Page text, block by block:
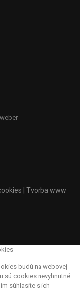
| Tvorba www
budú na webovej
sú cookies nevyhnutné
súhlasíte s ich